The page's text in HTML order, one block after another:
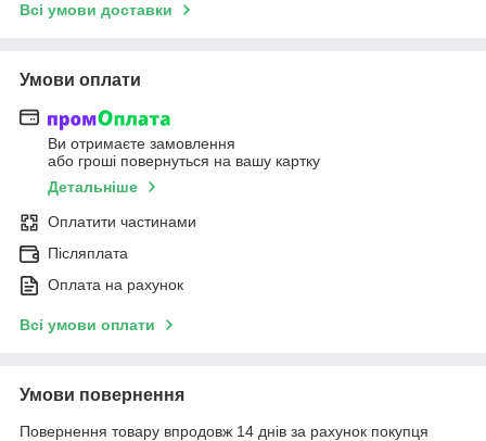
Всі умови доставки
Умови оплати
Ви отримаєте замовлення
або гроші повернуться на вашу картку
Детальніше
Оплатити частинами
Післяплата
Оплата на рахунок
Всі умови оплати
Умови повернення
Повернення товару впродовж 14 днів за рахунок покупця